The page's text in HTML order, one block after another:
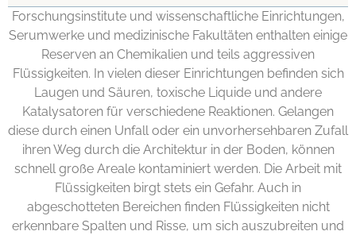
Forschungsinstitute und wissenschaftliche Einrichtungen,
Serumwerke und medizinische Fakultäten enthalten einige
Reserven an Chemikalien und teils aggressiven
Flüssigkeiten. In vielen dieser Einrichtungen befinden sich
Laugen und Säuren, toxische Liquide und andere
Katalysatoren für verschiedene Reaktionen. Gelangen
diese durch einen Unfall oder ein unvorhersehbaren Zufall
ihren Weg durch die Architektur in der Boden, können
schnell große Areale kontaminiert werden. Die Arbeit mit
Flüssigkeiten birgt stets ein Gefahr. Auch in
abgeschotteten Bereichen finden Flüssigkeiten nicht
erkennbare Spalten und Risse, um sich auszubreiten und